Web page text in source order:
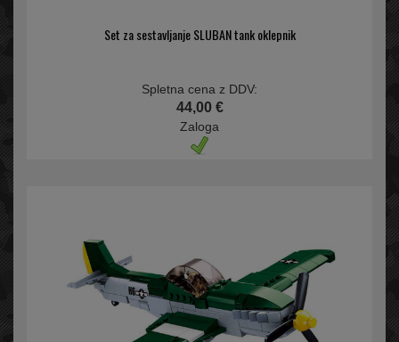
Set za sestavljanje SLUBAN tank oklepnik
Spletna cena z DDV:
44,00 €
Zaloga